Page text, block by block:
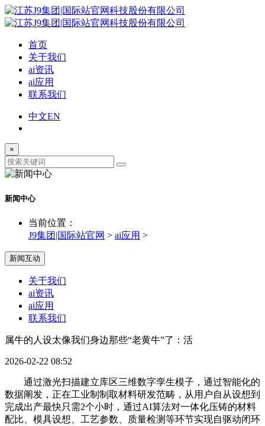
首页
关于我们
ai资讯
ai应用
联系我们
中文EN
×
新闻中心
当前位置：
J9集团|国际站官网 > ai应用 >
新闻互动
关于我们
ai资讯
ai应用
联系我们
属牛的人设太像我们身边那些“老黄牛”了：活
2026-02-22 08:52
通过激光扫描建立库区三维数字孪生模子，通过智能化的
数据阐发，正在工业制制取材料研发范畴，从用户自从设想到
完成出产最快只需2个小时，通过AI算法对一体化压铸的材料
配比、模具设想、工艺参数、质量检测等环节实现自驱动闭环